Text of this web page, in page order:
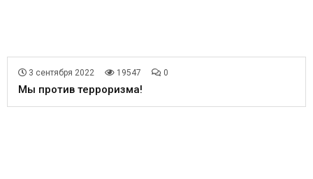
3 сентября 2022 19547 0
Мы против терроризма!